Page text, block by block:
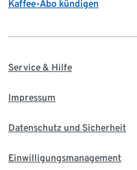
Kaffee-Abo kündigen
Service & Hilfe
Impressum
Datenschutz und Sicherheit
Einwilligungsmanagement